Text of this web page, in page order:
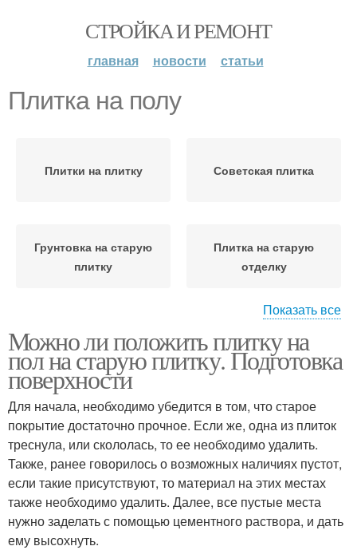
СТРОЙКА И РЕМОНТ
главная новости статьи
Плитка на полу
Плитки на плитку Советская плитка
Грунтовка на старую
плитку
Плитка на старую
отделку
Плитка на плитку
кафель
Старая плитка Насечки на плитке
Плитка в ванной
комнате
Кафельная плитка
Показать все
Можно ли положить плитку на
пол на старую плитку. Подготовка
поверхности
Для начала, необходимо убедится в том, что старое
покрытие достаточно прочное. Если же, одна из плиток
треснула, или скололась, то ее необходимо удалить.
Также, ранее говорилось о возможных наличиях пустот,
если такие присутствуют, то материал на этих местах
также необходимо удалить. Далее, все пустые места
нужно заделать с помощью цементного раствора, и дать
ему высохнуть.